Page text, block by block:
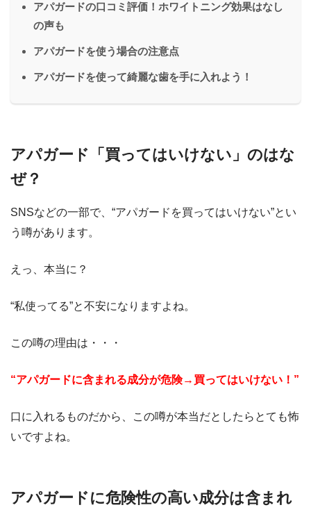
アパガードの口コミ評価！ホワイトニング効果はなし
の声も
アパガードを使う場合の注意点
アパガードを使って綺麗な歯を手に入れよう！
アパガード「買ってはいけない」のはな
ぜ？
SNSなどの一部で、“アパガードを買ってはいけない”とい
う噂があります。
えっ、本当に？
“私使ってる”と不安になりますよね。
この噂の理由は・・・
“アパガードに含まれる成分が危険→買ってはいけない！”
口に入れるものだから、この噂が本当だとしたらとても怖
いですよね。
アパガードに危険性の高い成分は含まれ